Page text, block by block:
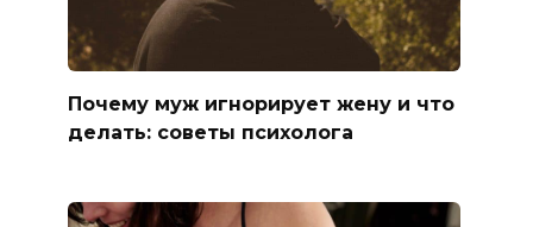
Почему муж игнорирует жену и что
делать: советы психолога